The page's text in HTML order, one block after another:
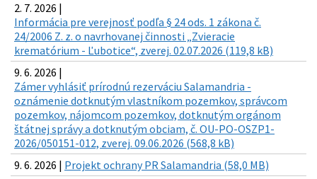
2. 7. 2026 |
Informácia pre verejnosť podľa § 24 ods. 1 zákona č.
24/2006 Z. z. o navrhovanej činnosti „Zvieracie
krematórium - Ľubotice“, zverej. 02.07.2026 (119,8 kB)
9. 6. 2026 |
Zámer vyhlásiť prírodnú rezerváciu Salamandria -
oznámenie dotknutým vlastníkom pozemkov, správcom
pozemkov, nájomcom pozemkov, dotknutým orgánom
štátnej správy a dotknutým obciam, č. OU-PO-OSZP1-
2026/050151-012, zverej. 09.06.2026 (568,8 kB)
9. 6. 2026 | Projekt ochrany PR Salamandria (58,0 MB)